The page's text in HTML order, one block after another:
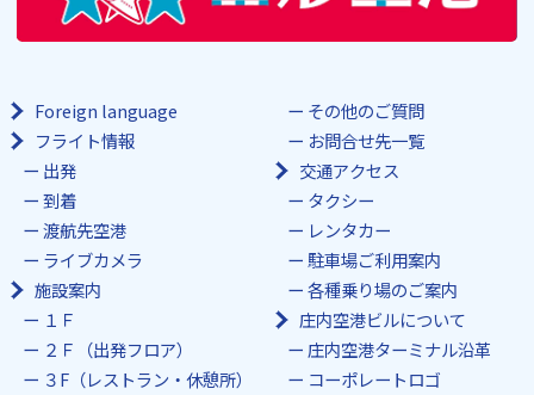
Foreign language
フライト情報
出発
到着
渡航先空港
ライブカメラ
施設案内
１Ｆ
２Ｆ（出発フロア）
３F（レストラン・休憩所）
その他のご質問
お問合せ先一覧
交通アクセス
タクシー
レンタカー
駐車場ご利用案内
各種乗り場のご案内
庄内空港ビルについて
庄内空港ターミナル沿革
コーポレートロゴ